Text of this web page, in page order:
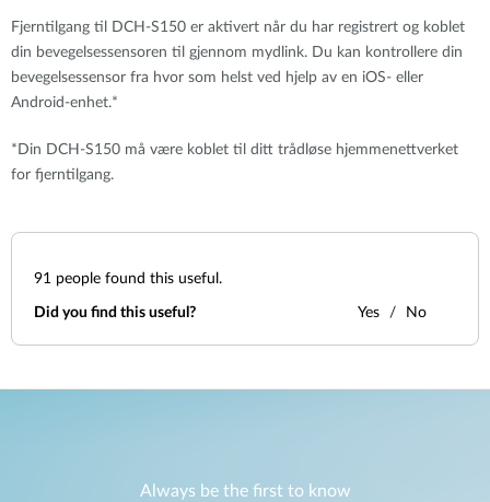
Fjerntilgang til DCH-S150 er aktivert når du har registrert og koblet
din bevegelsessensoren til gjennom mydlink. Du kan kontrollere din
bevegelsessensor fra hvor som helst ved hjelp av en iOS- eller
Android-enhet.*
*Din DCH-S150 må være koblet til ditt trådløse hjemmenettverket
for fjerntilgang.
91 people found this useful.
Did you find this useful? Yes No
Always be the first to know